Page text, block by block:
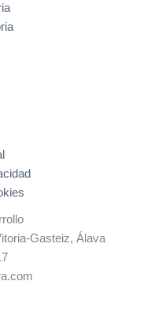
Gasteiz, Álava